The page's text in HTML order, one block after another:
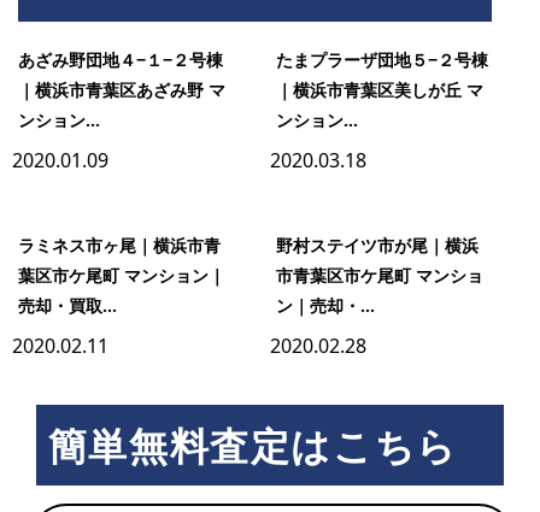
野
団
地
３
−２
−１
あざみ野団地４−１−２号棟
｜横浜市青葉区あざみ野 マ
ンション...
2020.01.09
たまプラーザ団地５−２号棟
｜横浜市青葉区美しが丘 マ
ンション...
2020.03.18
ラミネス市ヶ尾｜横浜市青
葉区市ケ尾町 マンション｜
売却・買取...
2020.02.11
野村ステイツ市が尾｜横浜
市青葉区市ケ尾町 マンショ
ン｜売却・...
2020.02.28
簡単無料査定はこちら